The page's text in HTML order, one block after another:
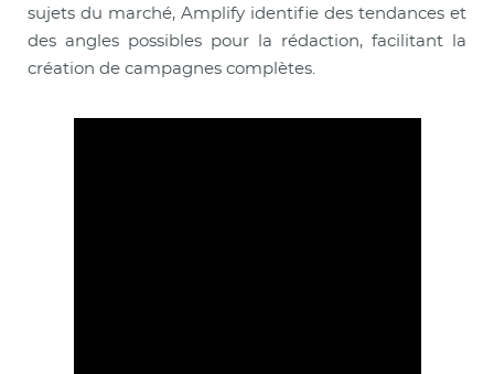
sujets du marché, Amplify identifie des tendances et
des angles possibles pour la rédaction, facilitant la
création de campagnes complètes.